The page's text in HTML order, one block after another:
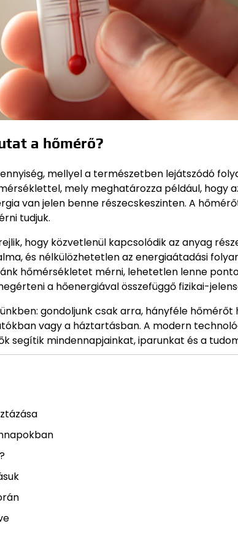
a hőmérő?
mellyel a természetben lejátszódó
mely meghatározza például, hogy
van jelen benne részecskeszinten. A
tudjuk.
hogy közvetlenül kapcsolódik az anyag
és nélkülözhetetlen az energiaátadási
hőmérsékletet mérni, lehetetlen lenne
a hőenergiával összefüggő fizikai-
gondoljunk csak arra, hányféle hőmérőt
vagy a háztartásban. A modern
segítik mindennapjainkat, iparunkat és a